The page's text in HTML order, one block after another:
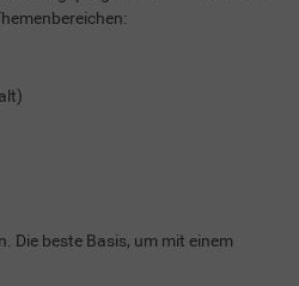
Die beste Basis, um mit einem